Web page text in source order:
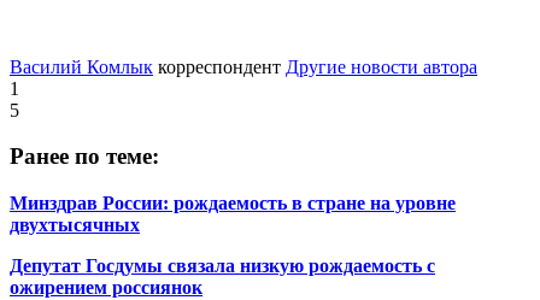
Василий Комлык корреспондент Другие новости автора
1
5
Ранее по теме:
Минздрав России: рождаемость в стране на уровне
двухтысячных
Депутат Госдумы связала низкую рождаемость с
ожирением россиянок